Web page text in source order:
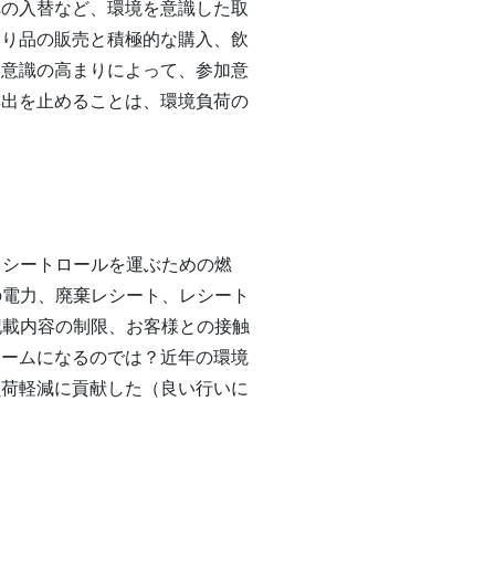
入替など、環境を意識した取
品の販売と積極的な購入、飲
識の高まりによって、参加意
を止めることは、環境負荷の
ートロールを運ぶための燃
力、廃棄レシート、レシート
内容の制限、お客様との接触
ムになるのでは？近年の環境
軽減に貢献した（良い行いに